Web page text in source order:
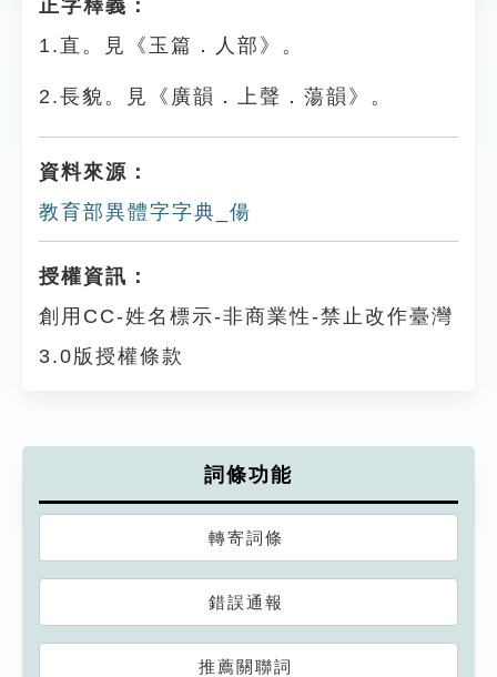
正字釋義：
1.直。見《玉篇．人部》。
2.長貌。見《廣韻．上聲．蕩韻》。
資料來源：
教育部異體字字典_偒
授權資訊：
創用CC-姓名標示-非商業性-禁止改作臺灣
3.0版授權條款
詞條功能
轉寄詞條
錯誤通報
推薦關聯詞